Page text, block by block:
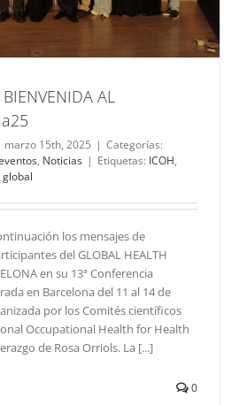
BIENVENIDA AL
marzo 15th, 2025 | Categorías:
, Noticias | Etiquetas: ICOH,
los mensajes de
del GLOBAL HEALTH
en su 13ª Conferencia
en Barcelona del 11 al 14 de
por los Comités científicos
Occupational Health for Health
de Rosa Orriols. La [...]
0